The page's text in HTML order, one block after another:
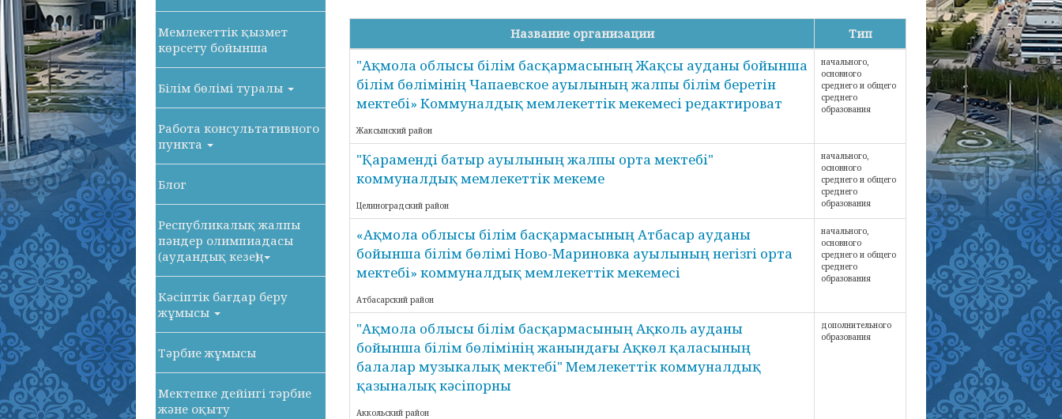
Мемлекеттік қызмет
көрсету бойынша
Білім бөлімі туралы
Работа консультативного
пункта
Блог
Республикалық жалпы
пәндер олимпиадасы
(аудандық кезең)
Кәсіптік бағдар беру
жұмысы
Тәрбие жұмысы
Мектепке дейінгі тәрбие
және оқыту
Название организации Тип
"Ақмола облысы білім басқармасының Жақсы ауданы бойынша
білім бөлімінің Чапаевское ауылының жалпы білім беретін
мектебі» Коммуналдық мемлекеттік мекемесі редактироват
Жаксынский район
начального,
основного
среднего и общего
среднего
образования
"Қараменді батыр ауылының жалпы орта мектебі"
коммуналдық мемлекеттік мекеме
Целиноградский район
начального,
основного
среднего и общего
среднего
образования
«Ақмола облысы білім басқармасының Атбасар ауданы
бойынша білім бөлімі Ново-Мариновка ауылының негізгі орта
мектебі» коммуналдық мемлекеттік мекемесі
Атбасарский район
начального,
основного
среднего и общего
среднего
образования
"Ақмола облысы білім басқармасының Ақколь ауданы
бойынша білім бөлімінің жанындағы Ақкөл қаласының
балалар музыкалық мектебі" Мемлекеттік коммуналдық
қазыналық кәсіпорны
Аккольский район
дополнительного
образования